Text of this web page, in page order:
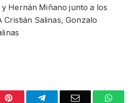
Hernán Miñano junto a los
Cristián Salinas, Gonzalo
Pinterest TelegramEmail